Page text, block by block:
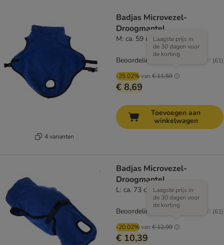
4 varianten
Badjas Microvezel-
Droogmantel
M: ca. 59 cm ruglengte
-25.02%van € 11,59
Laagste prijs in
de 30 dagen voor
de korting
€ 8,69
Beoordeling: 4.3/5 (61)
Toevoegen aan
winkelwagen
Badjas Microvezel-
Droogmantel
L: ca. 73 cm ruglengte
-20.02%van € 12,99
Laagste prijs in
de 30 dagen voor
de korting
€ 10,39
Beoordeling: 4.3/5 (61)